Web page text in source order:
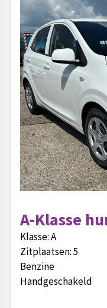
A-Klasse
Klasse:A
Zitplaatsen:5
Benzine
Handgeschakeld